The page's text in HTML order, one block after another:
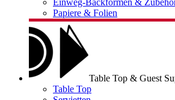
Einweg-Backformen &
Papiere & Folien
Table Top & Guest
Table Top